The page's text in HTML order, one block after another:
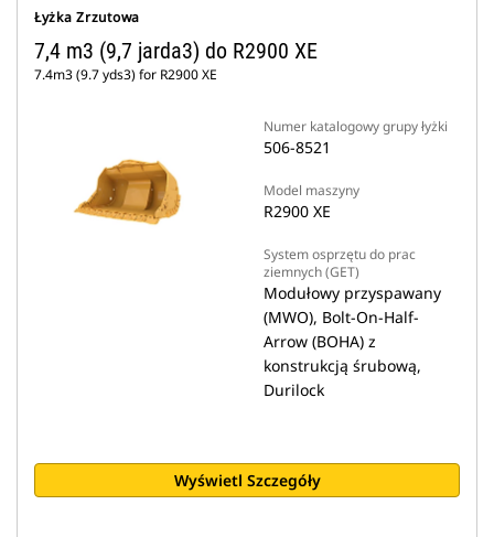
Łyżka Zrzutowa
7,4 m3 (9,7 jarda3) do R2900 XE
7.4m3 (9.7 yds3) for R2900 XE
Numer katalogowy grupy łyżki
506-8521
Model maszyny
R2900 XE
System osprzętu do prac
ziemnych (GET)
Modułowy przyspawany
(MWO), Bolt-On-Half-
Arrow (BOHA) z
konstrukcją śrubową,
Durilock
Wyświetl Szczegóły